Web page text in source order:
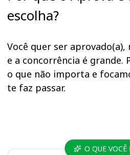
escolha?
Você quer ser
e a concorrência é grande.
o que não importa e
te faz passar.
Cursos O QUE VOCÊ